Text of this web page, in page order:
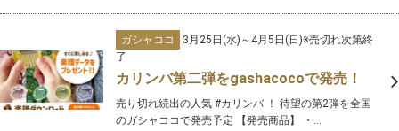
ガシャココ
3月25日(水)～4月5日(日)※売切れ次第終
了
カリンバ第二弾をgashacocoで発売！
売り切れ続出の人気 #カリンバ ！ 待望の第2弾を全国
のガシャココで発売予定 【発売商品】 ・...